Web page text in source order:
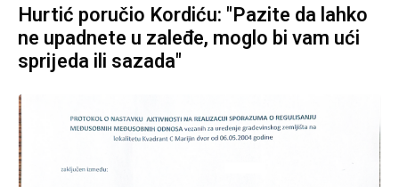
Hurtić poručio Kordiću: "Pazite da lahko
ne upadnete u zaleđe, moglo bi vam ući
sprijeda ili sazada"